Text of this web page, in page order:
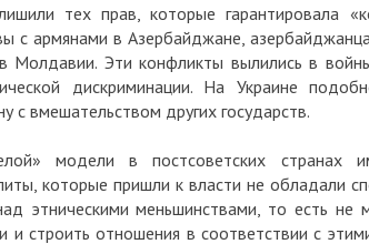
тех прав, которые гарантировала
с армянами в Азербайджане,
в Молдавии. Эти конфликты вылились в
дискриминации. На Украине
с вмешательством других государств.
модели в постсоветских странах
которые пришли к власти не обладали
этническими меньшинствами, то есть не
и строить отношения в соответствии с